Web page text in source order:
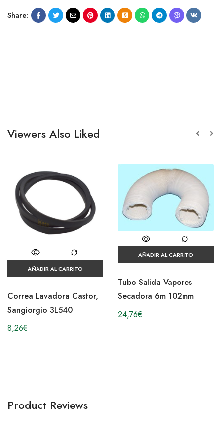
Share:
Viewers Also Liked
AÑADIR AL CARRITO
Correa Lavadora Castor,
Sangiorgio 3L540
8,26€
AÑADIR AL CARRITO
Tubo Salida Vapores
Secadora 6m 102mm
24,76€
Product Reviews